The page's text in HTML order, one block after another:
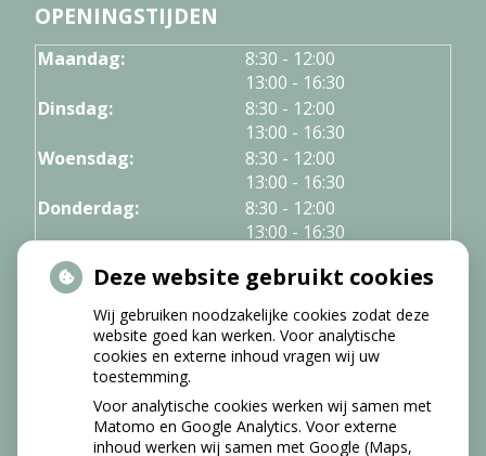
OPENINGSTIJDEN
Maandag: 8:30 tot
- 12:00
13:00 tot
- 16:30
Dinsdag:
8:30 tot
- 12:00
13:00 tot
- 16:30
Woensdag:
8:30 tot
- 12:00
13:00 tot
- 16:30
Donderdag:
8:30 tot
- 12:00
13:00 tot
- 16:30
Vrijdag:
NIEUWS
Let op: valse Infomedics-mails over
openstaande rekening
Tanden bleken? Laat het veilig doen!
Gezond tandvlees: de basis voor een gezonde
Deze website gebruikt cookies
Wij gebruiken noodzakelijke cookies zodat deze
website goed kan werken. Voor analytische
cookies en externe inhoud vragen wij uw
toestemming.
Voor analytische cookies werken wij samen met
Matomo en Google Analytics. Voor externe
inhoud werken wij samen met Google (Maps,